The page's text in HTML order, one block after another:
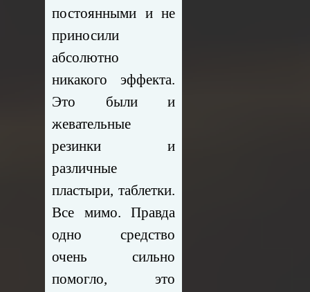
постоянными и не
приносили
абсолютно
никакого эффекта.
Это были и
жевательные
резинки и
различные
пластыри, таблетки.
Все мимо. Правда
одно средство
очень сильно
помогло, это